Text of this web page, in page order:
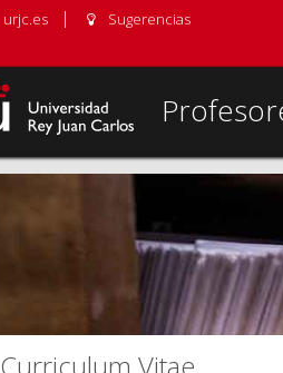
urjc.es Sugerencias
Curriculum Vitae